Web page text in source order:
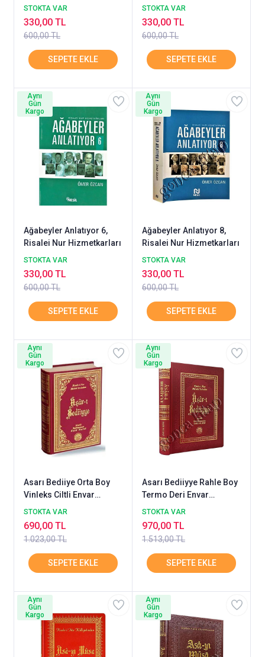
STOKTA VAR
600,00 TL
330,00 TL
STOKTA VAR
600,00 TL
330,00 TL
Ağabeyler Anlatıyor 6,
Risalei Nur Hizmetkarları
STOKTA VAR
600,00 TL
330,00 TL
Aynı
Gün
Kargo
Ağabeyler Anlatıyor 8,
Risalei Nur Hizmetkarları
STOKTA VAR
600,00 TL
330,00 TL
Aynı
Gün
Kargo
Asarı Bediiye Orta Boy
Vinleks Ciltli Envar
Neşriyat
STOKTA VAR
1.023,00 TL
690,00 TL
Aynı
Gün
Kargo
Asarı Bediiyye Rahle Boy
Termo Deri Envar
Neşriyat
STOKTA VAR
1.513,00 TL
970,00 TL
Aynı
Gün
Kargo
Aynı
Gün
Kargo
Aynı
Gün
Kargo